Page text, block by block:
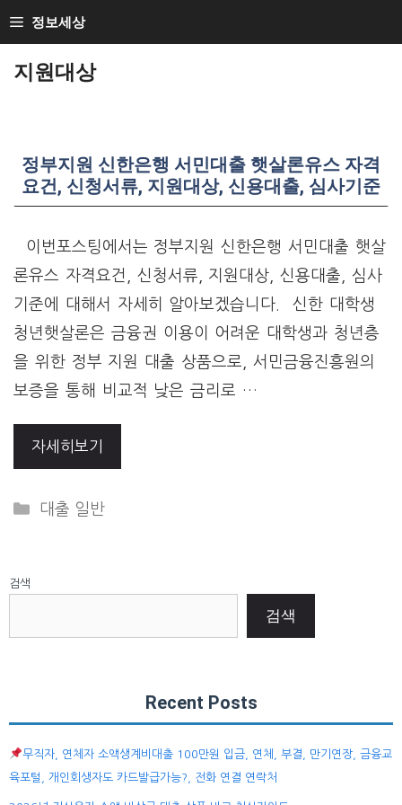
Skip
to
content
정보세상
지원대상
정부지원 신한은행 서민대출 햇살론유스 자격
요건, 신청서류, 지원대상, 신용대출, 심사기준
이번포스팅에서는 정부지원 신한은행 서민대출 햇살
론유스 자격요건, 신청서류, 지원대상, 신용대출, 심사
기준에 대해서 자세히 알아보겠습니다. 신한 대학생
청년햇살론은 금융권 이용이 어려운 대학생과 청년층
을 위한 정부 지원 대출 상품으로, 서민금융진흥원의
보증을 통해 비교적 낮은 금리로 …
자세히보기
Categories
대출 일반
검색
검색
Recent Posts
무직자, 연체자 소액생계비대출 100만원 입금, 연체, 부결, 만기연장, 금융교
육포털, 개인회생자도 카드발급가능?, 전화 연결 연락처